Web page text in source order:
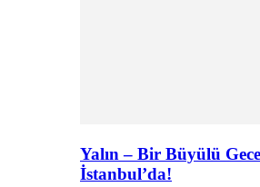
Yalın – Bir Büyülü
İstanbul’da!